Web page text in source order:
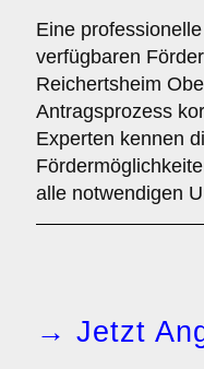
Eine
verfügbaren
Reichertsheim
Antragsprozess
Experten kennen
alle notwendigen
→ Jetzt